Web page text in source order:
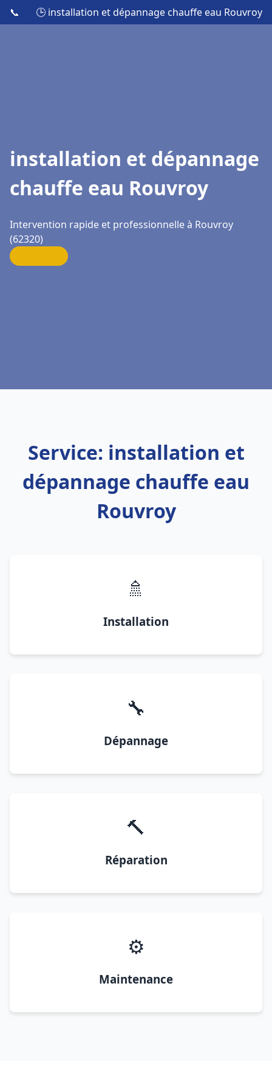
📞 🕒 installation et dépannage chauffe eau Rouvroy
installation et dépannage
chauffe eau Rouvroy
Intervention rapide et professionnelle à Rouvroy
(62320)
Service: installation et
dépannage chauffe eau
Rouvroy
🚿
Installation
🔧
Dépannage
🔨
Réparation
⚙️
Maintenance